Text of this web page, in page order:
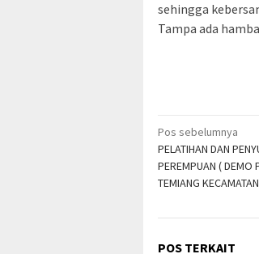
sehingga
Tampa ada
Navigasi
pos
Pos sebelumnya
PELATIHAN DAN
PEREMPUAN ( DEMO
TEMIANG
POS TERKAIT